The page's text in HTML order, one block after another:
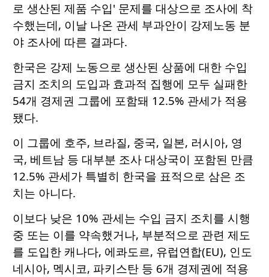
로 생산된 제품 수입' 문제를 대상으로 조사에 착
수했는데, 이날 나온 관세 부과안이 강제노동 분
야 조사에 따른 결과다.
한국은 강제 노동으로 생산된 상품에 대한 수입
금지 조치의 도입과 효과적 집행에 모두 실패한
54개 경제권 그룹에 포함돼 12.5% 관세가 적용
됐다.
이 그룹에 호주, 브라질, 중국, 일본, 러시아, 영
국, 베트남 등 대부분 조사 대상국이 포함된 만큼
12.5% 관세가 특별히 한국을 표적으로 삼은 조
치는 아니다.
이보다 낮은 10% 관세는 수입 금지 조치를 시행
중 또는 이를 약속했거나, 부분적으로 관련 제도
를 도입한 캐나다, 에콰도르, 유럽연합(EU), 인도
네시아, 멕시코, 파키스탄 등 6개 경제권에 적용